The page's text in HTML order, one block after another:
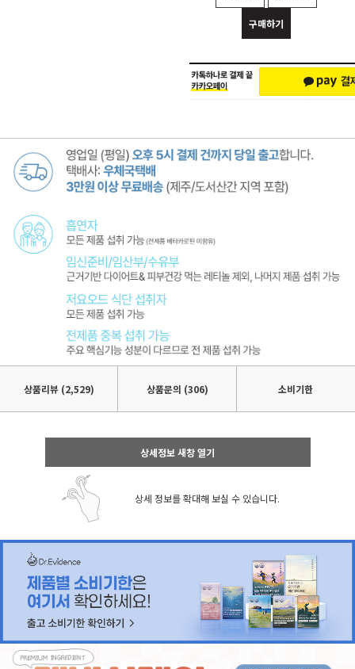
구매하기
상품리뷰 (2,529) 상품문의 (306) 소비기한
상세정보 새창 열기
상세 정보를 확대해 보실 수 있습니다.